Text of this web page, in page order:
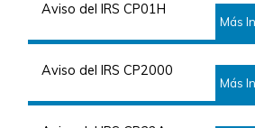
Aviso del IRS CP01H
Más
Aviso del IRS CP2000
Más